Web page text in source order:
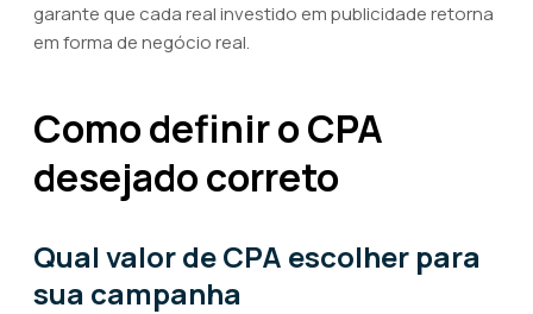
garante que cada real investido em publicidade retorna
em forma de negócio real.
Como definir o CPA
desejado correto
Qual valor de CPA escolher para
sua campanha